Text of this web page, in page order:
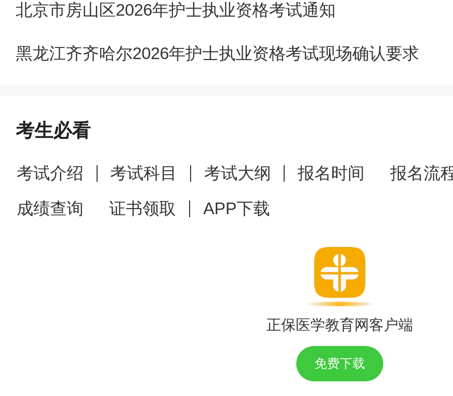
认信息、考生信息汇总表等提交至市卫生信息与医学考试中心
3.钦州市卫生学校负责本校2026年护理、助产类应届毕
息、考生信息汇总表等资料（历届报考人员与应届报考人员
生信息与医学考试中心。
4.广西英华国际职业学院做好本校2026年毕业生的报名
2）；历届生按现场确认时所需材料前三条收集材料，于
报考人员的纸质材料、网上确认信息、考生信息汇总表等资
员材料务必分开汇总）提交至市卫生信息与医学考试中心。
5.各现场确认点须做好考生通知工作，提前将报名确认
北京市房山区2026年护士执业资格考试通知
黑龙江齐齐哈尔2026年护士执业资格考试现场确认要求
考生必看
考试介绍 考试科目 考试大纲 报名时间 报名流
成绩查询
证书领取 APP下载
正保医学教育网客户端
免费下载